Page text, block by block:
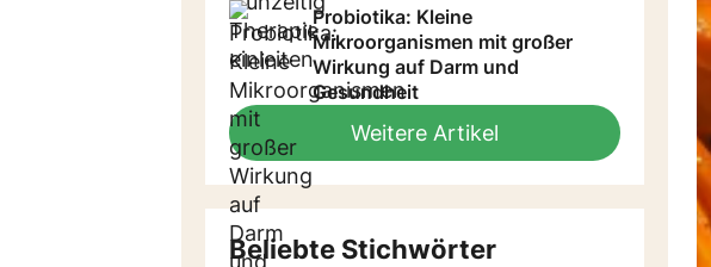
Probiotika: Kleine
Mikroorganismen mit großer
Wirkung auf Darm und
Gesundheit
Weitere Artikel
Beliebte Stichwörter